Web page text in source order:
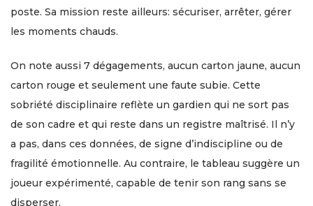
poste. Sa mission reste ailleurs: sécuriser, arrêter, gérer
les moments chauds.
On note aussi 7 dégagements, aucun carton jaune, aucun
carton rouge et seulement une faute subie. Cette
sobriété disciplinaire reflète un gardien qui ne sort pas
de son cadre et qui reste dans un registre maîtrisé. Il n’y
a pas, dans ces données, de signe d’indiscipline ou de
fragilité émotionnelle. Au contraire, le tableau suggère un
joueur expérimenté, capable de tenir son rang sans se
disperser.